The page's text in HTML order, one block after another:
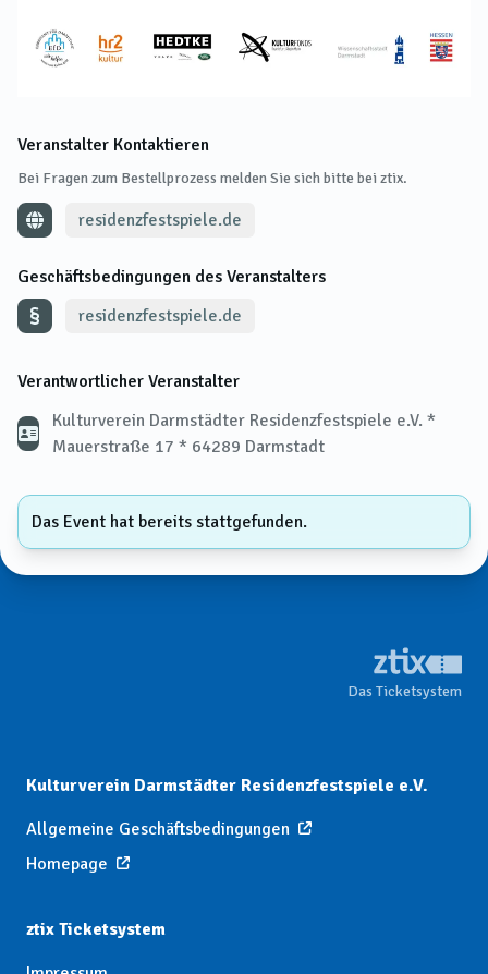
Veranstalter Kontaktieren
Bei Fragen zum Bestellprozess melden Sie sich bitte bei ztix.
residenzfestspiele.de
Geschäftsbedingungen des Veranstalters
residenzfestspiele.de
Verantwortlicher Veranstalter
Kulturverein Darmstädter Residenzfestspiele e.V. *
Mauerstraße 17 * 64289 Darmstadt
Das Event hat bereits stattgefunden.
Das Ticketsystem
Kulturverein Darmstädter Residenzfestspiele e.V.
Allgemeine Geschäftsbedingungen
Homepage
ztix Ticketsystem